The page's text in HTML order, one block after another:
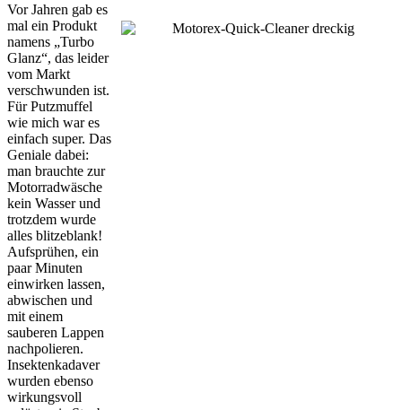
Vor Jahren gab es
mal ein Produkt
namens „Turbo
Glanz“, das leider
vom Markt
verschwunden ist.
Für Putzmuffel
wie mich war es
einfach super. Das
Geniale dabei:
man brauchte zur
Motorradwäsche
kein Wasser und
trotzdem wurde
alles blitzeblank!
Aufsprühen, ein
paar Minuten
einwirken lassen,
abwischen und
mit einem
sauberen Lappen
nachpolieren.
Insektenkadaver
wurden ebenso
wirkungsvoll